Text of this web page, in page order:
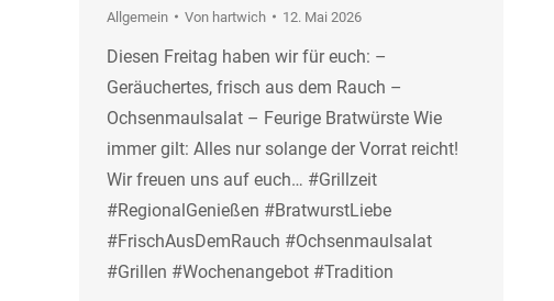
Allgemein Von hartwich 12. Mai 2026
Diesen Freitag haben wir für euch: –
Geräuchertes, frisch aus dem Rauch –
Ochsenmaulsalat – Feurige Bratwürste Wie
immer gilt: Alles nur solange der Vorrat reicht!
Wir freuen uns auf euch… #Grillzeit
#RegionalGenießen #BratwurstLiebe
#FrischAusDemRauch #Ochsenmaulsalat
#Grillen #Wochenangebot #Tradition